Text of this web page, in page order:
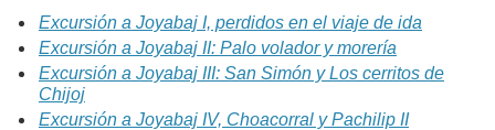
Excursión a Joyabaj I, perdidos en el viaje de ida
Excursión a Joyabaj II: Palo volador y morería
Excursión a Joyabaj III: San Simón y Los cerritos de
Chijoj
Excursión a Joyabaj IV, Choacorral y Pachilip II